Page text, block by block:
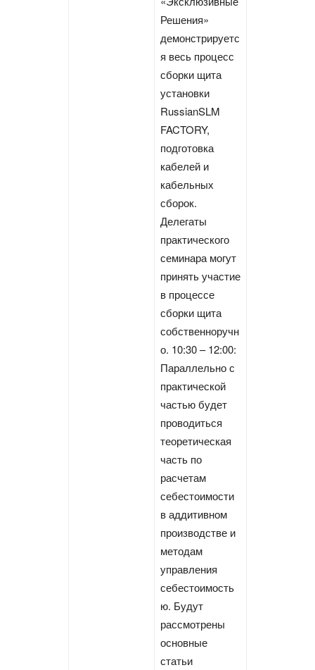
Решения»
демонстрируетс
я весь процесс
сборки щита
установки
RussianSLM
FACTORY,
подготовка
кабелей и
кабельных
сборок.
Делегаты
практического
семинара могут
принять участие
в процессе
сборки щита
собственноручн
о. 10:30 – 12:00:
Параллельно с
практической
частью будет
проводиться
теоретическая
часть по
расчетам
себестоимости
в аддитивном
производстве и
методам
управления
себестоимость
ю. Будут
рассмотрены
основные
статьи